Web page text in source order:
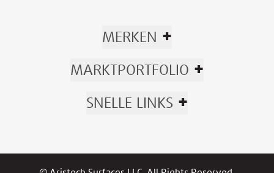
MERKEN +
MARKTPORTFOLIO +
SNELLE LINKS +